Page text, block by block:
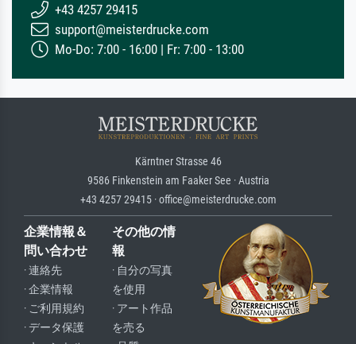
+43 4257 29415
support@meisterdrucke.com
Mo-Do: 7:00 - 16:00 | Fr: 7:00 - 13:00
Kärntner Strasse 46
9586 Finkenstein am Faaker See · Austria
+43 4257 29415 · office@meisterdrucke.com
企業情報＆
問い合わせ
· 連絡先
· 企業情報
· ご利用規約
· データ保護
その他の情
報
· 自分の写真
を使用
· アート作品
を売る